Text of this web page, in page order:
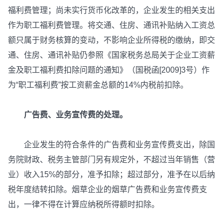
福利费管理；尚未实行货币化改革的，企业发生的相关支出
作为职工福利费管理。将交通、住房、通讯补贴纳入工资总
额只属于财务核算的变动，不影响企业所得税的缴纳，即交
通、住房、通讯补贴仍参照《国家税务总局关于企业工资薪
金及职工福利费扣除问题的通知》（国税函[2009]3号）作
为“职工福利费”按工资薪金总额的14%内税前扣除。
广告费、业务宣传费的处理。
企业发生的符合条件的广告费和业务宣传费支出，除国
务院财政、税务主管部门另有规定外，不超过当年销售（营
业）收入15%的部分，准予扣除；超过部分，准予在以后纳
税年度结转扣除。烟草企业的烟草广告费和业务宣传费支
出，一律不得在计算应纳税所得额时扣除。